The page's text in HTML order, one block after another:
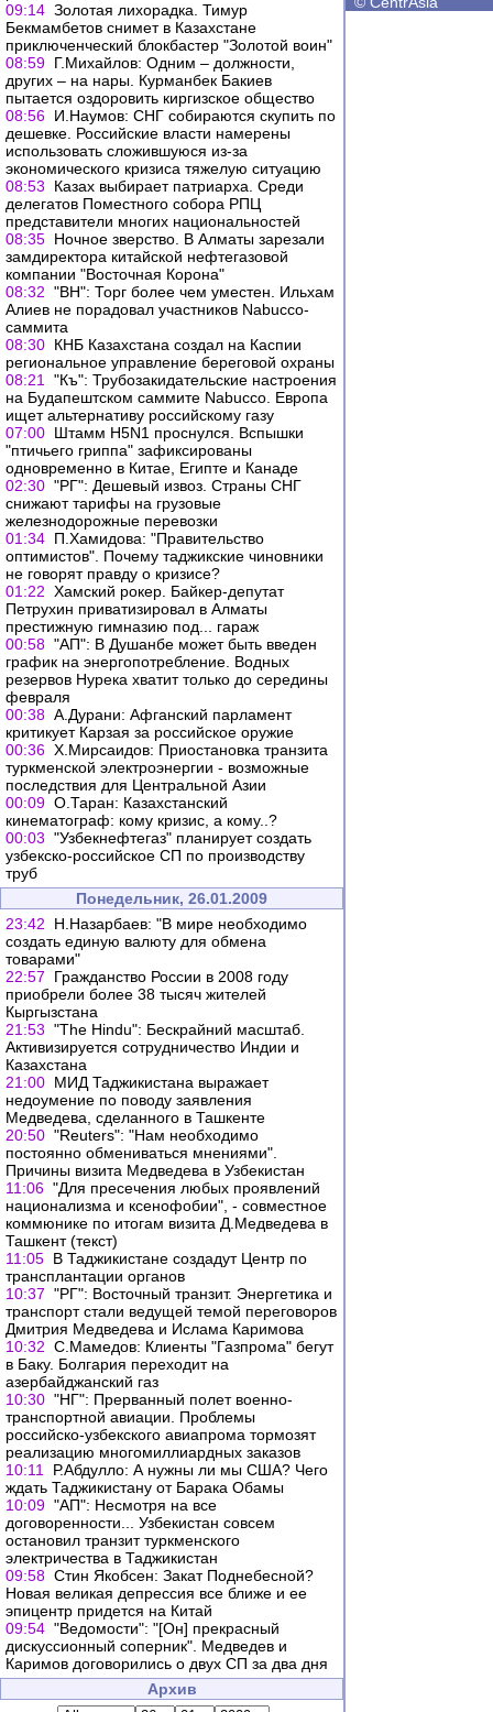
09:14 Золотая лихорадка. Тимур
Бекмамбетов снимет в Казахстане
приключенческий блокбастер "Золотой воин"
08:59 Г.Михайлов: Одним – должности,
других – на нары. Курманбек Бакиев
пытается оздоровить киргизское общество
08:56 И.Наумов: СНГ собираются скупить по
дешевке. Российские власти намерены
использовать сложившуюся из-за
экономического кризиса тяжелую ситуацию
08:53
Казах выбирает патриарха. Среди
делегатов Поместного собора РПЦ
представители многих национальностей
08:35 Ночное зверство. В Алматы зарезали
замдиректора китайской нефтегазовой
компании "Восточная Корона"
08:32 "ВН": Торг более чем уместен. Ильхам
Алиев не порадовал участников Nabucco-
саммита
08:30 КНБ Казахстана создал на Каспии
региональное управление береговой охраны
08:21
"Къ": Трубозакидательские настроения
на Будапештском саммите Nabucco. Европа
ищет альтернативу российскому газу
07:00 Штамм H5N1 проснулся. Вспышки
"птичьего гриппа" зафиксированы
одновременно в Китае, Египте и Канаде
02:30 "РГ": Дешевый извоз. Страны СНГ
снижают тарифы на грузовые
железнодорожные перевозки
01:34 П.Хамидова: "Правительство
оптимистов". Почему таджикские чиновники
не говорят правду о кризисе?
01:22 Хамский рокер. Байкер-депутат
Петрухин приватизировал в Алматы
престижную гимназию под... гараж
00:58 "АП": В Душанбе может быть введен
график на энергопотребление. Водных
резервов Нурека хватит только до середины
февраля
00:38 А.Дурани: Афганский парламент
критикует Карзая за российское оружие
00:36 Х.Мирсаидов: Приостановка транзита
туркменской электроэнергии - возможные
последствия для Центральной Азии
00:09 О.Таран: Казахстанский
кинематограф: кому кризис, а кому..?
00:03 "Узбекнефтегаз" планирует создать
узбекско-российское СП по производству
труб
Понедельник, 26.01.2009
23:42
Н.Назарбаев: "В мире необходимо
создать единую валюту для обмена
товарами"
22:57
Гражданство России в 2008 году
приобрели более 38 тысяч жителей
Кыргызстана
21:53 "The Hindu": Бескрайний масштаб.
Активизируется сотрудничество Индии и
Казахстана
21:00 МИД Таджикистана выражает
недоумение по поводу заявления
Медведева, сделанного в Ташкенте
20:50 "Reuters": "Нам необходимо
постоянно обмениваться мнениями".
Причины визита Медведева в Узбекистан
11:06 "Для пресечения любых проявлений
национализма и ксенофобии", - совместное
коммюнике по итогам визита Д.Медведева в
Ташкент (текст)
11:05 В Таджикистане создадут Центр по
трансплантации органов
10:37 "РГ": Восточный транзит. Энергетика и
транспорт стали ведущей темой переговоров
Дмитрия Медведева и Ислама Каримова
10:32 С.Мамедов: Клиенты "Газпрома" бегут
в Баку. Болгария переходит на
азербайджанский газ
10:30 "НГ": Прерванный полет военно-
транспортной авиации. Проблемы
российско-узбекского авиапрома тормозят
реализацию многомиллиардных заказов
10:11
Р.Абдулло: А нужны ли мы США? Чего
ждать Таджикистану от Барака Обамы
10:09 "АП": Несмотря на все
договоренности... Узбекистан совсем
остановил транзит туркменского
электричества в Таджикистан
09:58 Стин Якобсен: Закат Поднебесной?
Новая великая депрессия все ближе и ее
эпицентр придется на Китай
09:54 "Ведомости": "[Он] прекрасный
дискуссионный соперник". Медведев и
Каримов договорились о двух СП за два дня
Архив